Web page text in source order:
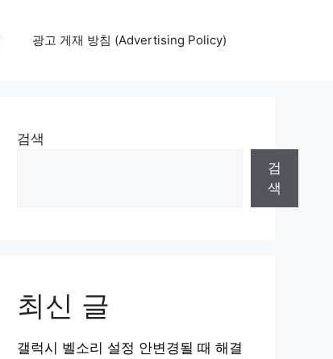
광고 게재 방침 (Advertising Policy)
검색
검
색
최신 글
갤럭시 벨소리 설정 안변경될 때 해결